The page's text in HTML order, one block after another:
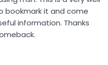
bookmark it and come
information. Thanks